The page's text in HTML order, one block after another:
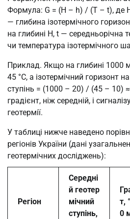
Формула: G = (H – h) / (T – t), де
— глибина ізотермічного
на глибині H, t — середньорічна
чи температура ізотермічного
Приклад. Якщо на глибині 1000
45 °C, а ізотермічний горизонт
ступінь = (1000 – 20) / (45 – 10)
градієнт, ніж середній, і
геотермії.
У таблиці нижче наведено
регіонів України (дані
геотермічних досліджень):
Регіон
Середні
й геотер
мічний
ступінь,
т,
0